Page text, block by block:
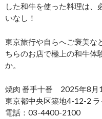
した和牛を使った料理は、
いなし！
東京旅行や自らへご褒美な
ちらのお店で極上の和牛体
か。
焼肉 番手十番 2025年8月
東京都中央区築地4-12-2
電話：03-4400-2100